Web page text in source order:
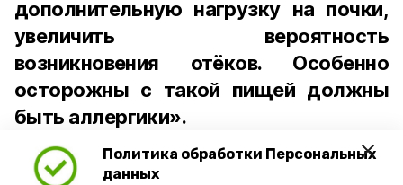
Политика обработки Персональных
данных
дополнительную нагрузку на почки,
увеличить вероятность
возникновения отёков. Особенно
осторожны с такой пищей должны
быть аллергики».
Для взрослого человека безопасной